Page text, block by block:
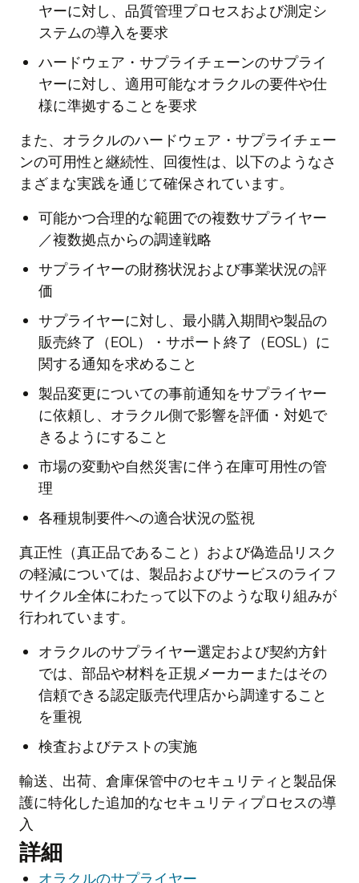
ヤーに対し、品質管理プロセスおよび測定シ
ステムの導入を要求
ハードウェア・サプライチェーンのサプライ
ヤーに対し、適用可能なオラクルの要件や仕
様に準拠することを要求
また、オラクルのハードウェア・サプライチェー
ンの可用性と継続性、回復性は、以下のようなさ
まざまな実践を通じて確保されています。
可能かつ合理的な範囲での複数サプライヤー
／複数拠点からの調達戦略
サプライヤーの財務状況および事業状況の評
価
サプライヤーに対し、最小購入期間や製品の
販売終了（EOL）・サポート終了（EOSL）に
関する通知を求めること
製品変更についての事前通知をサプライヤー
に依頼し、オラクル側で影響を評価・対処で
きるようにすること
市場の変動や自然災害に伴う在庫可用性の管
理
各種規制要件への適合状況の監視
真正性（真正品であること）および偽造品リスク
の軽減については、製品およびサービスのライフ
サイクル全体にわたって以下のような取り組みが
行われています。
オラクルのサプライヤー選定および契約方針
では、部品や材料を正規メーカーまたはその
信頼できる認定販売代理店から調達すること
を重視
検査およびテストの実施
輸送、出荷、倉庫保管中のセキュリティと製品保
護に特化した追加的なセキュリティプロセスの導
入
詳細
オラクルのサプライヤー